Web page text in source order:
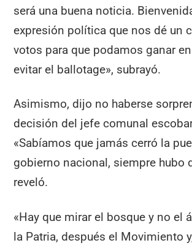
será una buena noticia.
expresión política que nos dé un
votos para que podamos ganar
evitar el ballotage», subrayó.
Asimismo, dijo no haberse
decisión del jefe comunal
«Sabíamos que jamás cerró la
gobierno nacional, siempre hubo
reveló.
«Hay que mirar el bosque y no el
la Patria, después el Movimiento